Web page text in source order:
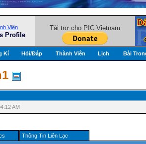
Viên
Profile
Tài trợ cho PIC Vietnam
Kí Hỏi/Ðáp Thành Viên Lịch Bài
AM
Thông Tin Liên Lạc